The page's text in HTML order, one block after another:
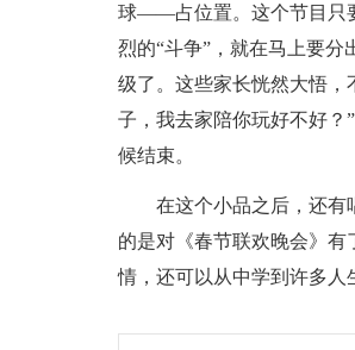
球——占位置。这个节目只
烈的“斗争”，就在马上要
级了。这些家长恍然大悟，
子，我去家陪你玩好不好
候结束。
在这个小品之后，还有
的是对《春节联欢晚会》有
情，还可以从中学到许多人